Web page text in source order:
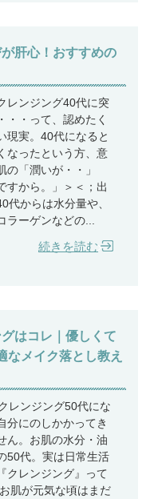
肝心！おすすめの
レンジング40代に突
・・って、認めたく
現実。40代になると
なったという方、意
「潤いが・・」
すから。」＞＜；出
代からは水分量や、
ーゲンなどの...
続きを読む
はコレ｜優しくて
なメイク落とし教え
レンジング50代にな
分にのしかかってき
ん。お肌の水分・油
50代。実は日常生活
クレンジング』って
肌が元気な頃はまだ